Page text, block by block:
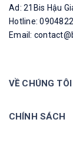
Ad: 21Bis Hậu
Hotline:
Email:
VỀ CHÚNG TÔI
CHÍNH SÁCH